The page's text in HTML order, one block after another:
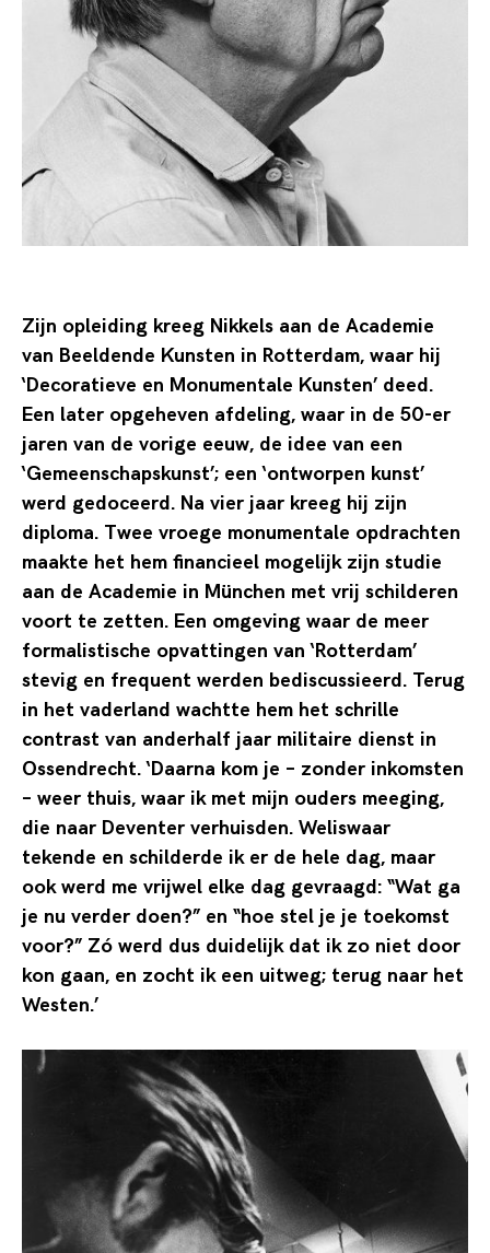
Zijn opleiding kreeg Nikkels aan de Academie
van Beeldende Kunsten in Rotterdam, waar hij
‘Decoratieve en Monumentale Kunsten’ deed.
Een later opgeheven afdeling, waar in de 50-er
jaren van de vorige eeuw, de idee van een
‘Gemeenschapskunst’; een ‘ontworpen kunst’
werd gedoceerd. Na vier jaar kreeg hij zijn
diploma. Twee vroege monumentale opdrachten
maakte het hem financieel mogelijk zijn studie
aan de Academie in München met vrij schilderen
voort te zetten. Een omgeving waar de meer
formalistische opvattingen van ‘Rotterdam’
stevig en frequent werden bediscussieerd. Terug
in het vaderland wachtte hem het schrille
contrast van anderhalf jaar militaire dienst in
Ossendrecht. ‘Daarna kom je – zonder inkomsten
– weer thuis, waar ik met mijn ouders meeging,
die naar Deventer verhuisden. Weliswaar
tekende en schilderde ik er de hele dag, maar
ook werd me vrijwel elke dag gevraagd: “Wat ga
je nu verder doen?” en “hoe stel je je toekomst
voor?” Zó werd dus duidelijk dat ik zo niet door
kon gaan, en zocht ik een uitweg; terug naar het
Westen.’